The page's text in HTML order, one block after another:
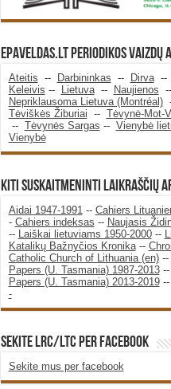
Epaveldas.LT periodikos vaizdų
Ateitis -- Darbininkas -- Dirva--
Keleivis -- Lietuva-- Naujienos --
Nepriklausoma Lietuva (Montréal)
Tėviškės Žiburiai -- Tėvynė-Mot-
-- Tėvynės Sargas -- Vienybė
Vienybė
KITI SUSKAITMENINTI LAIKRAŠČIŲ
Aidai 1947-1991 -- Cahiers
- Cahiers indeksas -- Naujasis
-- Laiškai lietuviams 1950-2000--
Katalikų Bažnyčios Kronika--
Catholic Church of Lithuania (en)--
Papers (U. Tasmania) 1987-2013--
Papers (U. Tasmania) 2013-2019--
-
SEKITE LRC/LTC PER FACEBOOK
Sekite mus per facebook